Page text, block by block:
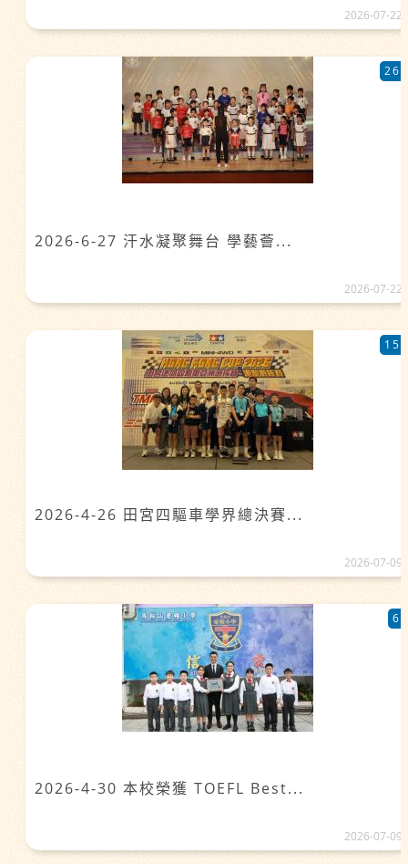
2026-07-22
2026-6-27 汗水凝聚舞台 學藝薈...
26
2026-07-22
2026-4-26 田宮四驅車學界總決賽...
15
2026-07-09
2026-4-30 本校榮獲 TOEFL Best...
6
2026-07-09